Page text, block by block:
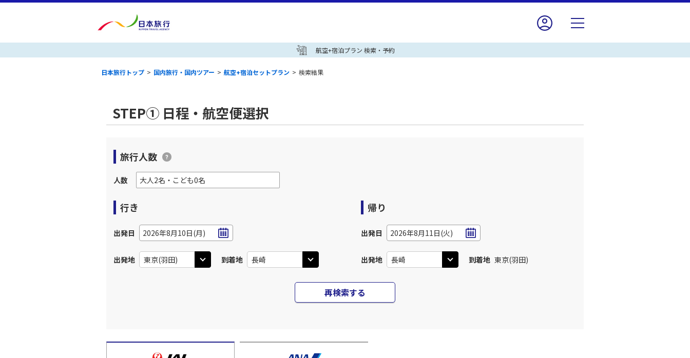
航空+宿泊プラン 検索・予約
日本旅行トップ > 国内旅行・国内ツアー > 航空+宿泊セットプラン > 検索結果
STEP① 日程・航空便選択
旅行人数
人数
行き
出発日 2026年8月10日(月)
出発地 到着地
帰り
出発日 2026年8月11日(火)
出発地 到着地 東京(羽田)
再検索する